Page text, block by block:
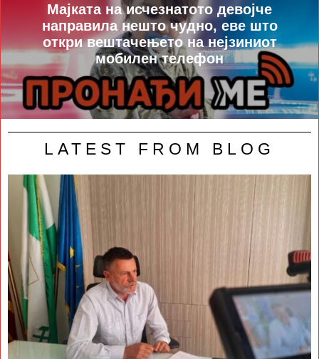
Мајката на исчезнатото девојче
направила нешто чудно, еве што
откри вештачењето на нејзиниот
мобилен телефон
LATEST FROM BLOG